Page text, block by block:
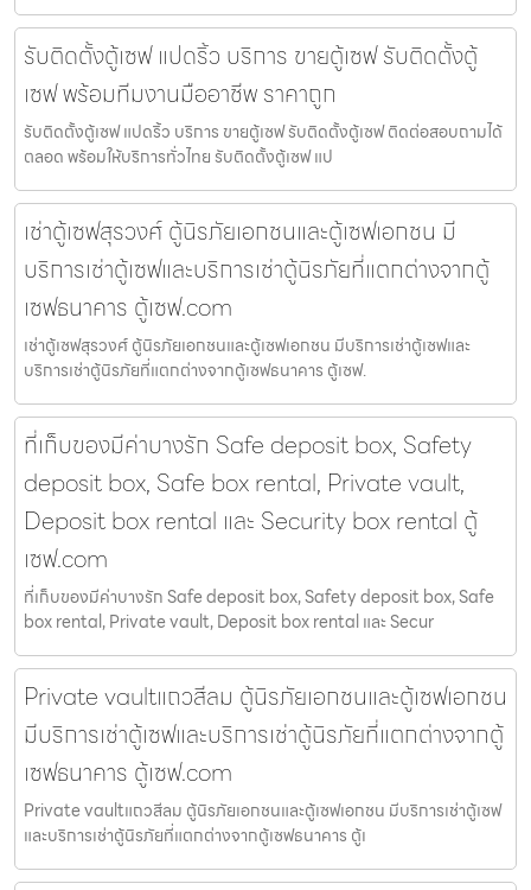
รับติดตั้งตู้เซฟ แปดริ้ว บริการ ขายตู้เซฟ รับติดตั้งตู้
เซฟ พร้อมทีมงานมืออาชีพ ราคาถูก
รับติดตั้งตู้เซฟ แปดริ้ว บริการ ขายตู้เซฟ รับติดตั้งตู้เซฟ ติดต่อสอบถามได้
ตลอด พร้อมให้บริการทั่วไทย รับติดตั้งตู้เซฟ แป
เช่าตู้เซฟสุรวงศ์ ตู้นิรภัยเอกชนและตู้เซฟเอกชน มี
บริการเช่าตู้เซฟและบริการเช่าตู้นิรภัยที่แตกต่างจากตู้
เซฟธนาคาร ตู้เซฟ.com
เช่าตู้เซฟสุรวงศ์ ตู้นิรภัยเอกชนและตู้เซฟเอกชน มีบริการเช่าตู้เซฟและ
บริการเช่าตู้นิรภัยที่แตกต่างจากตู้เซฟธนาคาร ตู้เซฟ.
ที่เก็บของมีค่าบางรัก Safe deposit box, Safety
deposit box, Safe box rental, Private vault,
Deposit box rental และ Security box rental ตู้
เซฟ.com
ที่เก็บของมีค่าบางรัก Safe deposit box, Safety deposit box, Safe
box rental, Private vault, Deposit box rental และ Secur
Private vaultแถวสีลม ตู้นิรภัยเอกชนและตู้เซฟเอกชน
มีบริการเช่าตู้เซฟและบริการเช่าตู้นิรภัยที่แตกต่างจากตู้
เซฟธนาคาร ตู้เซฟ.com
Private vaultแถวสีลม ตู้นิรภัยเอกชนและตู้เซฟเอกชน มีบริการเช่าตู้เซฟ
และบริการเช่าตู้นิรภัยที่แตกต่างจากตู้เซฟธนาคาร ตู้เ